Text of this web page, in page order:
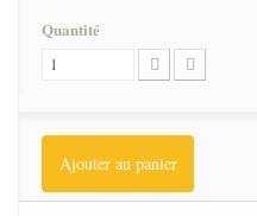
Quantité
Ajouter au panier